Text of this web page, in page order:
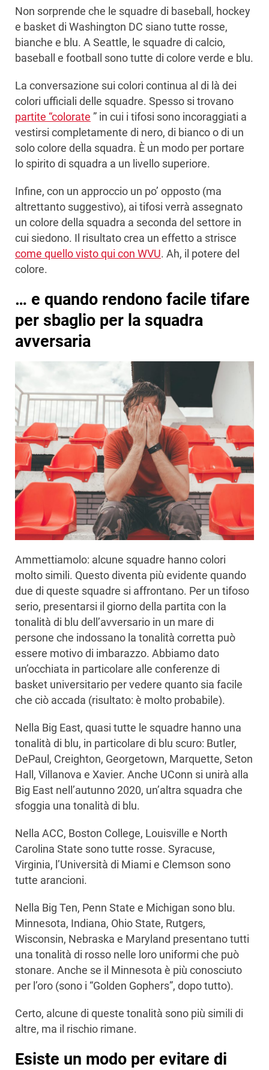
Non sorprende che le squadre di baseball, hockey
e basket di Washington DC siano tutte rosse,
bianche e blu. A Seattle, le squadre di calcio,
baseball e football sono tutte di colore verde e blu.
La conversazione sui colori continua al di là dei
colori ufficiali delle squadre. Spesso si trovano
partite “colorate ” in cui i tifosi sono incoraggiati a
vestirsi completamente di nero, di bianco o di un
solo colore della squadra. È un modo per portare
lo spirito di squadra a un livello superiore.
Infine, con un approccio un po’ opposto (ma
altrettanto suggestivo), ai tifosi verrà assegnato
un colore della squadra a seconda del settore in
cui siedono. Il risultato crea un effetto a strisce
come quello visto qui con WVU. Ah, il potere del
colore.
… e quando rendono facile tifare
per sbaglio per la squadra
avversaria
Ammettiamolo: alcune squadre hanno colori
molto simili. Questo diventa più evidente quando
due di queste squadre si affrontano. Per un tifoso
serio, presentarsi il giorno della partita con la
tonalità di blu dell’avversario in un mare di
persone che indossano la tonalità corretta può
essere motivo di imbarazzo. Abbiamo dato
un’occhiata in particolare alle conferenze di
basket universitario per vedere quanto sia facile
che ciò accada (risultato: è molto probabile).
Nella Big East, quasi tutte le squadre hanno una
tonalità di blu, in particolare di blu scuro: Butler,
DePaul, Creighton, Georgetown, Marquette, Seton
Hall, Villanova e Xavier. Anche UConn si unirà alla
Big East nell’autunno 2020, un’altra squadra che
sfoggia una tonalità di blu.
Nella ACC, Boston College, Louisville e North
Carolina State sono tutte rosse. Syracuse,
Virginia, l’Università di Miami e Clemson sono
tutte arancioni.
Nella Big Ten, Penn State e Michigan sono blu.
Minnesota, Indiana, Ohio State, Rutgers,
Wisconsin, Nebraska e Maryland presentano tutti
una tonalità di rosso nelle loro uniformi che può
stonare. Anche se il Minnesota è più conosciuto
per l’oro (sono i “Golden Gophers”, dopo tutto).
Certo, alcune di queste tonalità sono più simili di
altre, ma il rischio rimane.
Esiste un modo per evitare di